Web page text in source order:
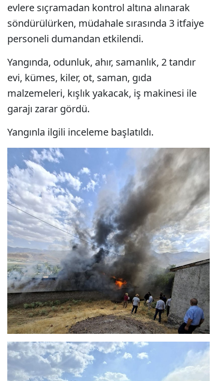
evlere sıçramadan kontrol altına alınarak
söndürülürken, müdahale sırasında 3 itfaiye
personeli dumandan etkilendi.
Yangında, odunluk, ahır, samanlık, 2 tandır
evi, kümes, kiler, ot, saman, gıda
malzemeleri, kışlık yakacak, iş makinesi ile
garajı zarar gördü.
Yangınla ilgili inceleme başlatıldı.